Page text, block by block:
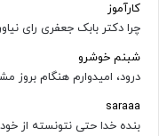
کارآموز
چرا دکتر بابک جعفری رای
شبنم خوشرو
درود، امیدوارم هنگام بروز
saraaa
بنده خدا حتی نتونسته از